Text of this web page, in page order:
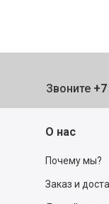
Звоните
О нас
Почему мы?
Заказ и